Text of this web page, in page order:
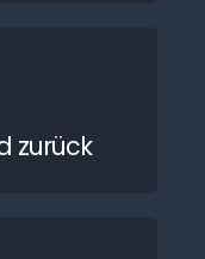
zurück